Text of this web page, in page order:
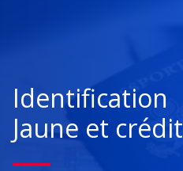
Identification
Jaune et crédit